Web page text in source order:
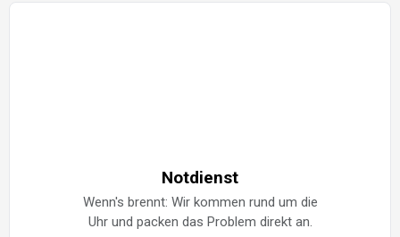
Notdienst
Wenn's brennt: Wir kommen rund um die
Uhr und packen das Problem direkt an.